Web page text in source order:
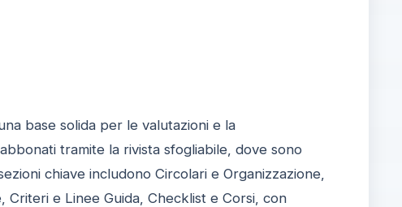
base solida per le valutazioni e la
tramite la rivista sfogliabile, dove sono
chiave includono Circolari e Organizzazione,
Criteri e Linee Guida, Checklist e Corsi, con